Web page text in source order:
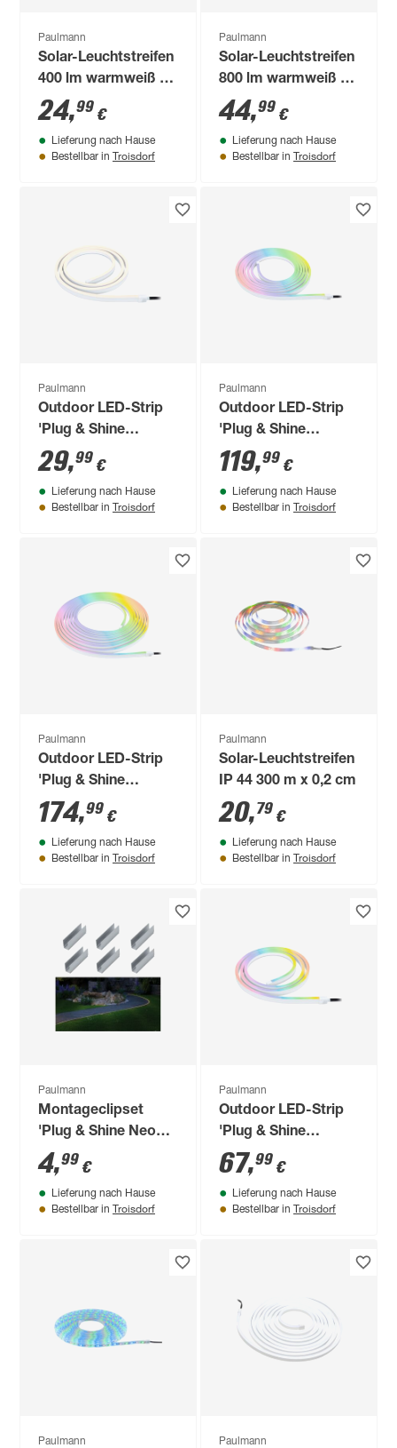
Paulmann
Solar-Leuchtstreifen
400 lm warmweiß IP
44 10,1 x 11,1 x 2,6
cm
24,99 €
Lieferung nach Hause
Bestellbar in Troisdorf
Paulmann
Solar-Leuchtstreifen
800 lm warmweiß IP
44 10,6 x 17,9 x 2,6
cm
44,99 €
Lieferung nach Hause
Bestellbar in Troisdorf
Paulmann
Outdoor LED-Strip
'Plug & Shine
Smooth Warmweiß'
2 m 12 W weiß
29,99 €
Lieferung nach Hause
Bestellbar in Troisdorf
Paulmann
Outdoor LED-Strip
'Plug & Shine
Smooth RGBW+' 5
m 22 W weiß
119,99 €
Lieferung nach Hause
Bestellbar in Troisdorf
Paulmann
Outdoor LED-Strip
'Plug & Shine
Smooth RGBW+' 10
m 39 W weiß
174,99 €
Lieferung nach Hause
Bestellbar in Troisdorf
Paulmann
Solar-Leuchtstreifen
IP 44 300 m x 0,2 cm
20,79 €
Lieferung nach Hause
Bestellbar in Troisdorf
Paulmann
Montageclipset
'Plug & Shine Neon'
weiß 6 Stück
4,99 €
Lieferung nach Hause
Bestellbar in Troisdorf
Paulmann
Outdoor LED-Strip
'Plug & Shine
Smooth RGBW+' 2
m 11 W weiß
67,99 €
Lieferung nach Hause
Bestellbar in Troisdorf
Paulmann Paulmann